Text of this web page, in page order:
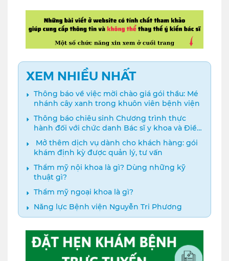
XEM NHIỀU NHẤT
Thông báo về việc mời chào giá gói thầu: Mé
nhánh cây xanh trong khuôn viên bệnh viện
Thông báo chiêu sinh Chương trình thực
hành đối với chức danh Bác sĩ y khoa và Điều
dưỡng năm 2024
️ Mở thêm dịch vụ dành cho khách hàng: gói
khám định kỳ được quản lý, tư vấn
Thẩm mỹ nội khoa là gì? Dùng những kỹ
thuật gì?
Thẩm mỹ ngoại khoa là gì?
Năng lực Bệnh viện Nguyễn Tri Phương